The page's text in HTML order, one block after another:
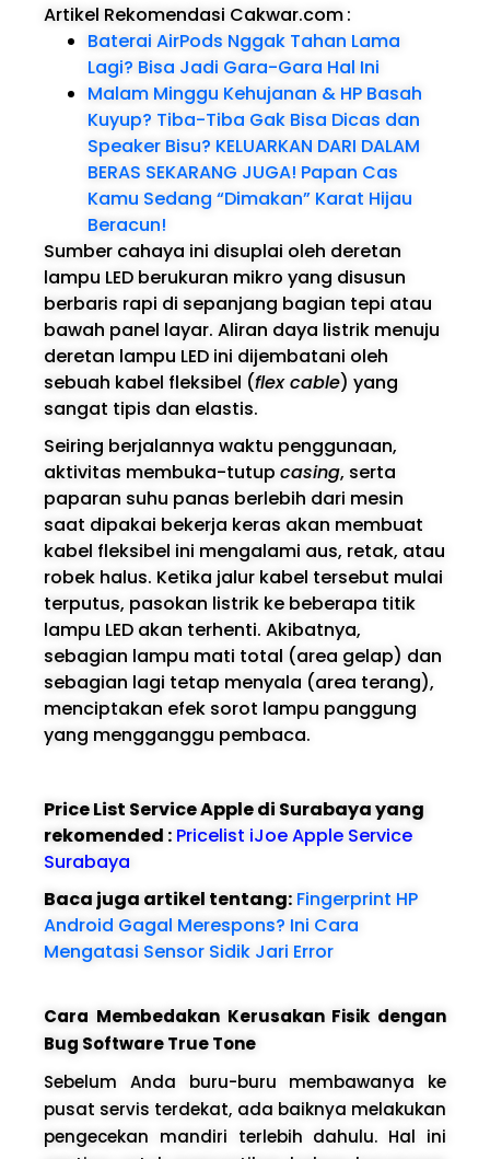
Artikel Rekomendasi Cakwar.com:
Baterai AirPods Nggak Tahan Lama
Lagi? Bisa Jadi Gara-Gara Hal Ini
Malam Minggu Kehujanan & HP Basah
Kuyup? Tiba-Tiba Gak Bisa Dicas dan
Speaker Bisu? KELUARKAN DARI DALAM
BERAS SEKARANG JUGA! Papan Cas
Kamu Sedang “Dimakan” Karat Hijau
Beracun!
Sumber cahaya ini disuplai oleh deretan
lampu LED berukuran mikro yang disusun
berbaris rapi di sepanjang bagian tepi atau
bawah panel layar. Aliran daya listrik menuju
deretan lampu LED ini dijembatani oleh
sebuah kabel fleksibel (flex cable) yang
sangat tipis dan elastis.
Seiring berjalannya waktu penggunaan,
aktivitas membuka-tutup casing, serta
paparan suhu panas berlebih dari mesin
saat dipakai bekerja keras akan membuat
kabel fleksibel ini mengalami aus, retak, atau
robek halus. Ketika jalur kabel tersebut mulai
terputus, pasokan listrik ke beberapa titik
lampu LED akan terhenti. Akibatnya,
sebagian lampu mati total (area gelap) dan
sebagian lagi tetap menyala (area terang),
menciptakan efek sorot lampu panggung
yang mengganggu pembaca.
Price List Service Apple di Surabaya yang
rekomended : Pricelist iJoe Apple Service
Surabaya
Baca juga artikel tentang: Fingerprint HP
Android Gagal Merespons? Ini Cara
Mengatasi Sensor Sidik Jari Error
Cara Membedakan Kerusakan Fisik dengan
Bug Software True Tone
Sebelum Anda buru-buru membawanya ke
pusat servis terdekat, ada baiknya melakukan
pengecekan mandiri terlebih dahulu. Hal ini